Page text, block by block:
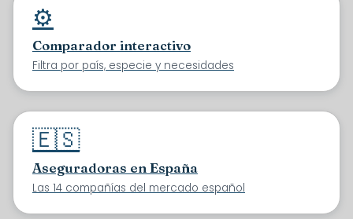
⚙️
Comparador interactivo
Filtra por país, especie y necesidades
🇪🇸
Aseguradoras en España
Las 14 compañías del mercado español